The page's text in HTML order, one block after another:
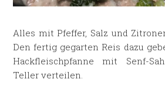
Alles mit Pfeffer, Salz und
Den fertig gegarten Reis dazu
Hackfleischpfanne mit Senf-
Teller verteilen.